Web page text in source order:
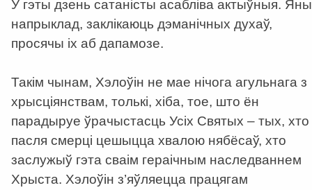
У гэты дзень сатаністы асабліва актыўныя.
напрыклад, заклікаюць дэманічных духаў,
просячы іх аб дапамозе.
Такім чынам, Хэлоўін не мае нічога агульнага з
хрысціянствам, толькі, хіба, тое, што ён
парадыруе ўрачыстасць Усіх Святых – тых, хто
пасля смерці цешыцца хвалою нябёсаў, хто
заслужыў гэта сваім гераічным наследваннем
Хрыста. Хэлоўін з’яўляецца працягам